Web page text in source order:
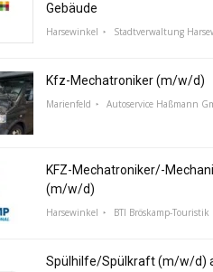
Gebäude
Harsewinkel Stadtverwaltung
Kfz-Mechatroniker (m/w/d)
Marienfeld Autoservice Haßmann
KFZ-Mechatroniker/-
(m/w/d)
Harsewinkel BTI Bröskamp-
Spülhilfe/Spülkraft (m/w/d)